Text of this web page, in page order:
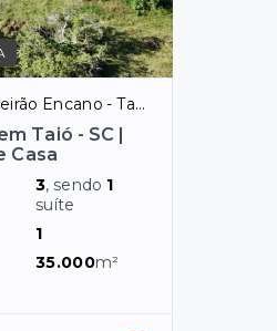
- Taió/SC, Rural
Taió - SC |
Casa
3, sendo 1
suíte
1
35.000m²